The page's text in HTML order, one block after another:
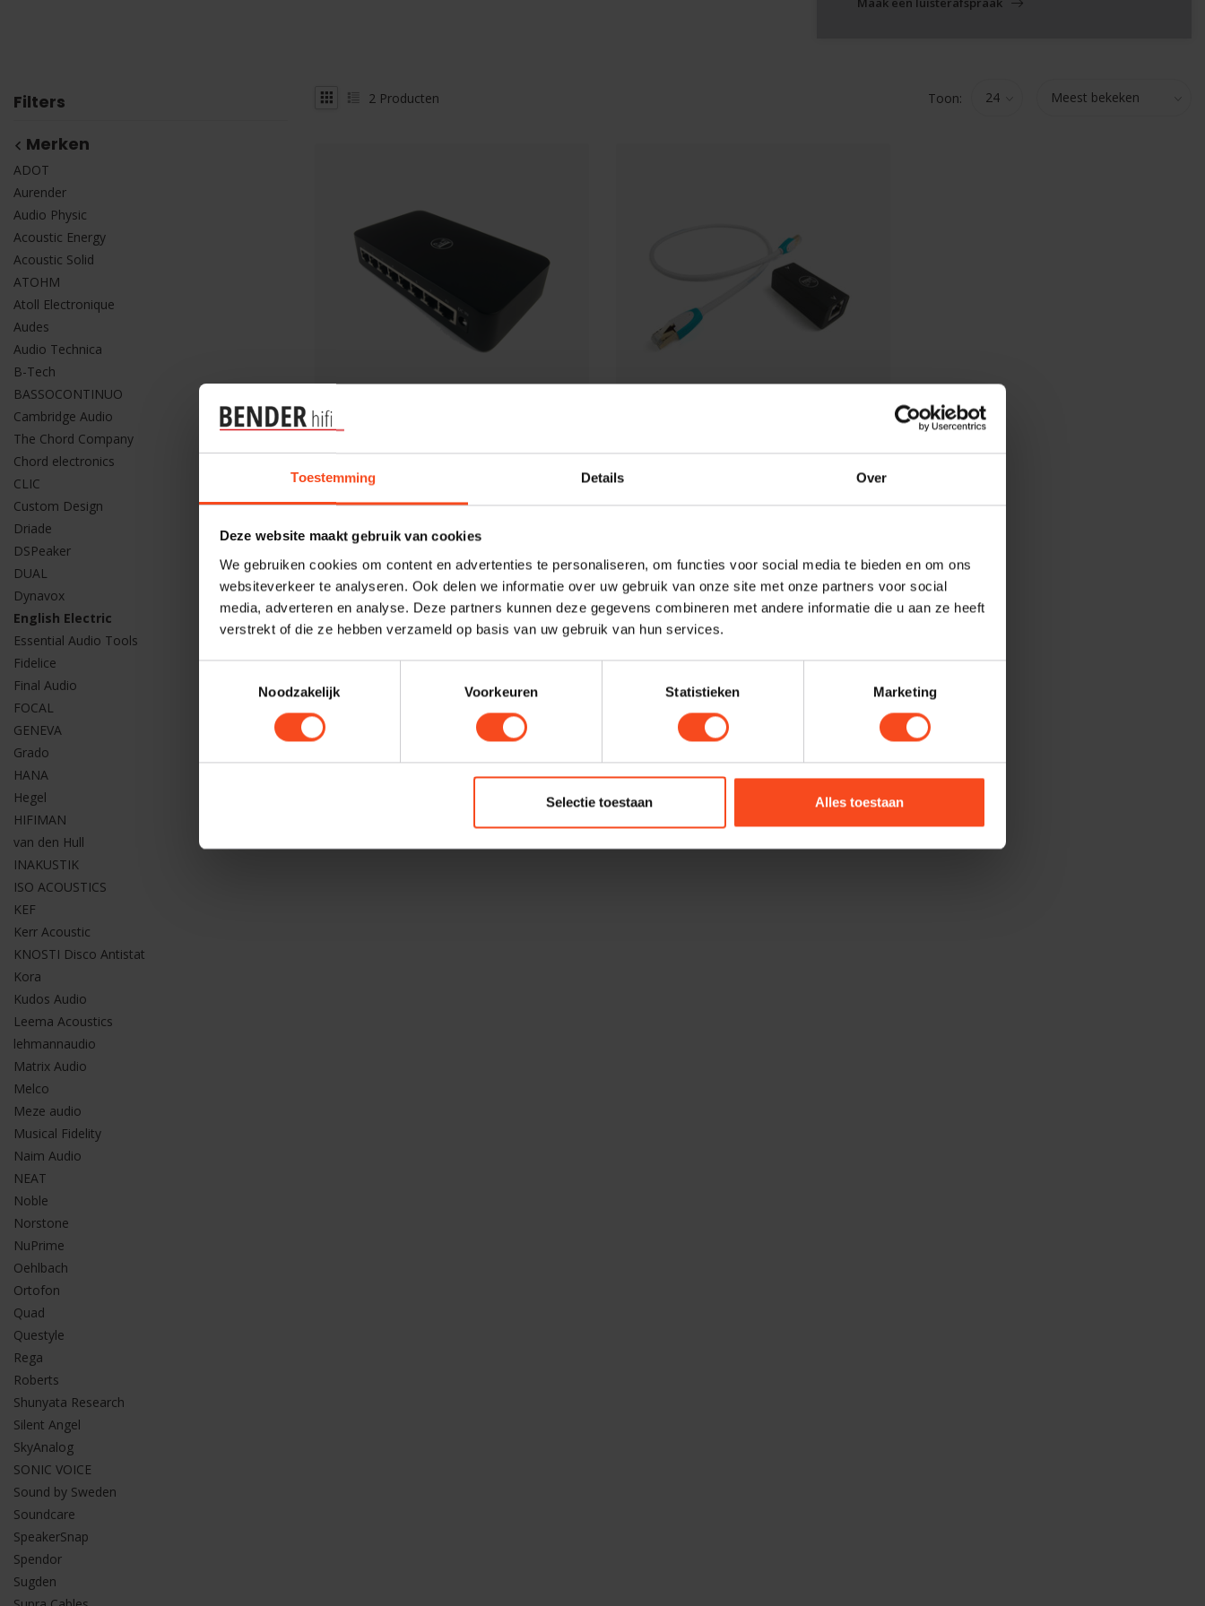
Toestemming Details Over
Deze website maakt gebruik van cookies
We gebruiken cookies om content en advertenties te personaliseren, om functies voor social media te bieden en om ons
websiteverkeer te analyseren. Ook delen we informatie over uw gebruik van onze site met onze partners voor social
media, adverteren en analyse. Deze partners kunnen deze gegevens combineren met andere informatie die u aan ze heeft
verstrekt of die ze hebben verzameld op basis van uw gebruik van hun services.
Noodzakelijk
Voorkeuren Statistieken Marketing
Selectie toestaan Alles toestaan
Filters
Merken
ADOT
Aurender
Audio Physic
Acoustic Energy
Acoustic Solid
ATOHM
Atoll Electronique
Audes
Audio Technica
B-Tech
BASSOCONTINUO
Cambridge Audio
The Chord Company
Chord electronics
CLIC
Custom Design
Driade
DSPeaker
DUAL
Dynavox
English Electric
Essential Audio Tools
Fidelice
Final Audio
FOCAL
GENEVA
Grado
HANA
Hegel
HIFIMAN
van den Hull
INAKUSTIK
ISO ACOUSTICS
KEF
Kerr Acoustic
KNOSTI Disco Antistat
Kora
Kudos Audio
Leema Acoustics
lehmannaudio
Matrix Audio
Melco
Meze audio
Musical Fidelity
Naim Audio
NEAT
Noble
Norstone
NuPrime
Oehlbach
Ortofon
Quad
Questyle
Rega
Roberts
Shunyata Research
Silent Angel
SkyAnalog
SONIC VOICE
Sound by Sweden
Soundcare
SpeakerSnap
Spendor
Sugden
2 Producten Toon:
English Electric
English Electric 8Switch
€669,00
English Electric EE1